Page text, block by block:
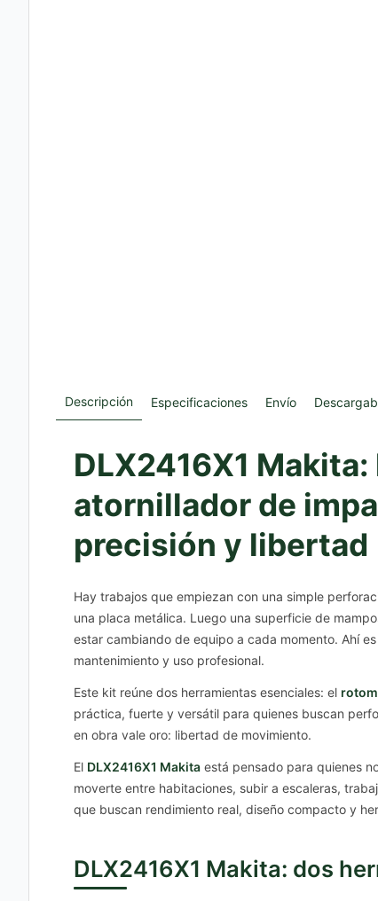
Descripción Especificaciones Envío
DLX2416X1
atornillador de
precisión y libertad
Hay trabajos que empiezan con una simple
una placa metálica. Luego una superficie de
estar cambiando de equipo a cada momento. Ahí
mantenimiento y uso profesional.
Este kit reúne dos herramientas esenciales: el
práctica, fuerte y versátil para quienes buscan
en obra vale oro: libertad de movimiento.
El DLX2416X1 Makita está pensado para quienes
moverte entre habitaciones, subir a escaleras,
que buscan rendimiento real, diseño compacto y
DLX2416X1 Makita: dos